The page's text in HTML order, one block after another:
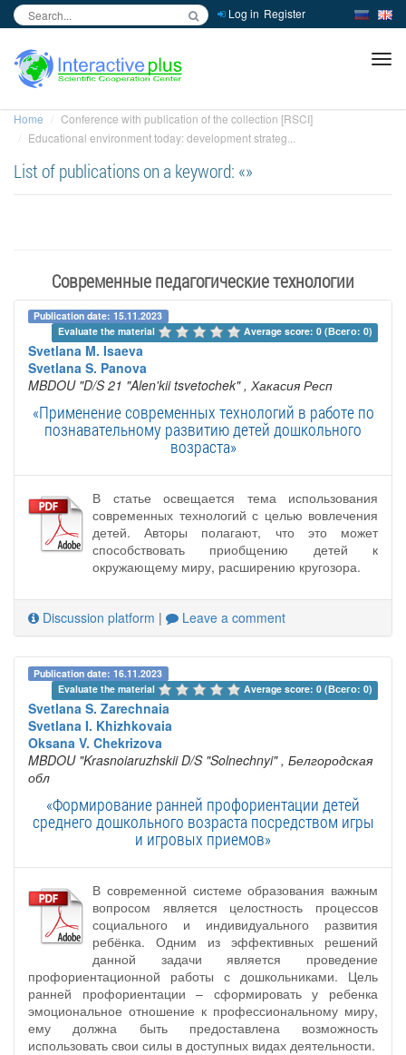
Log in Register
Home
Conference with publication of the collection [RSCI]
Educational environment today: development strateg...
List of publications on a keyword: «»
Современные педагогические технологии
Publication date: 15.11.2023
Evaluate the material
Average score: 0 (Всего: 0)
Svetlana M. Isaeva
Svetlana S. Panova
MBDOU "D/S 21 "Alen'kii tsvetochek" , Хакасия Респ
«Применение современных технологий в работе по
познавательному развитию детей дошкольного
возраста»
В статье освещается тема использования
современных технологий с целью вовлечения
детей. Авторы полагают, что это может
способствовать приобщению детей к
окружающему миру, расширению кругозора.
Discussion platform | Leave a comment
Publication date: 16.11.2023
Evaluate the material
Average score: 0 (Всего: 0)
Svetlana S. Zarechnaia
Svetlana I. Khizhkovaia
Oksana V. Chekrizova
MBDOU "Krasnoiaruzhskii D/S "Solnechnyi" , Белгородская
обл
«Формирование ранней профориентации детей
среднего дошкольного возраста посредством игры
и игровых приемов»
В современной системе образования важным
вопросом является целостность процессов
социального и индивидуального развития
ребёнка. Одним из эффективных решений
данной задачи является проведение
профориентационной работы с дошкольниками. Цель
ранней профориентации – сформировать у ребенка
эмоциональное отношение к профессиональному миру,
ему должна быть предоставлена возможность
использовать свои силы в доступных видах деятельности.